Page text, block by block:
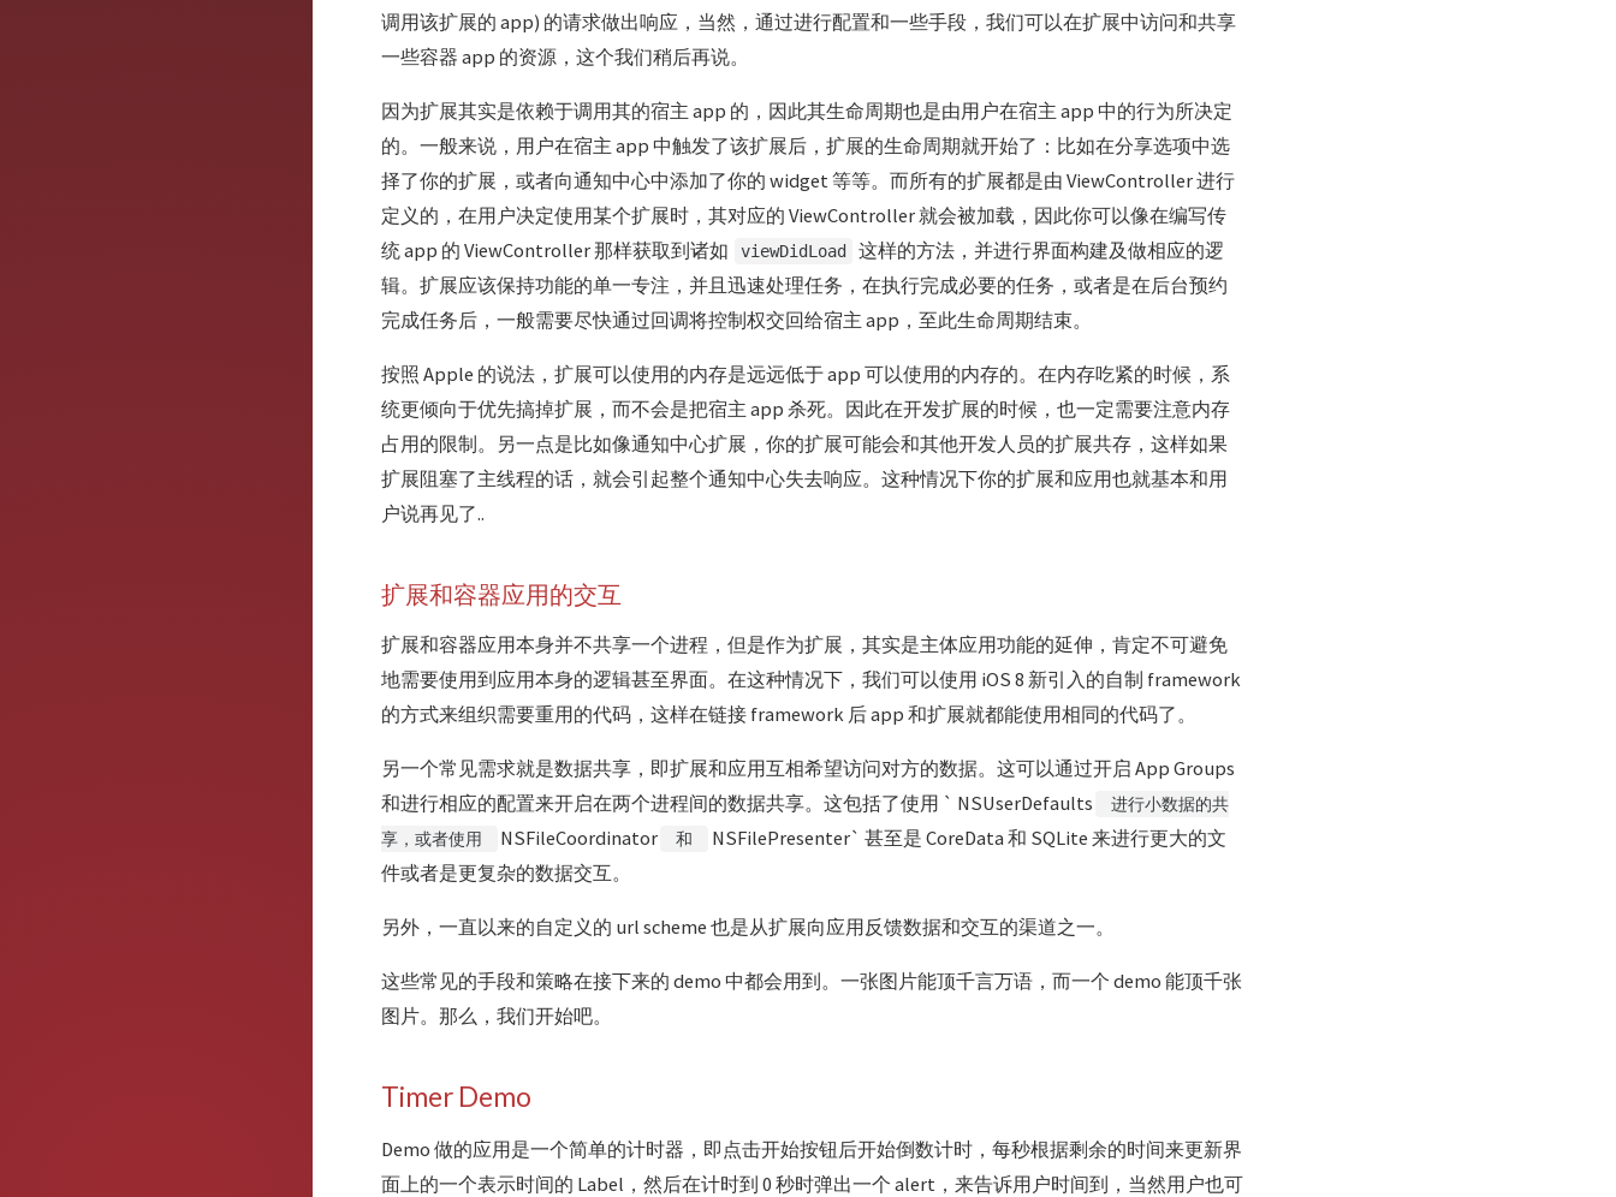
调用该扩展的 app) 的请求做出响应，当然，通过进行配置和一些手段，我们可以在扩展中访问和共享
一些容器 app 的资源，这个我们稍后再说。
因为扩展其实是依赖于调用其的宿主 app 的，因此其生命周期也是由用户在宿主 app 中的行为所决定
的。一般来说，用户在宿主 app 中触发了该扩展后，扩展的生命周期就开始了：比如在分享选项中选
择了你的扩展，或者向通知中心中添加了你的 widget 等等。而所有的扩展都是由 ViewController 进行
定义的，在用户决定使用某个扩展时，其对应的 ViewController 就会被加载，因此你可以像在编写传
统 app 的 ViewController 那样获取到诸如
viewDidLoad
这样的方法，并进行界面构建及做相应的逻
辑。扩展应该保持功能的单一专注，并且迅速处理任务，在执行完成必要的任务，或者是在后台预约
完成任务后，一般需要尽快通过回调将控制权交回给宿主 app，至此生命周期结束。
按照 Apple 的说法，扩展可以使用的内存是远远低于 app 可以使用的内存的。在内存吃紧的时候，系
统更倾向于优先搞掉扩展，而不会是把宿主 app 杀死。因此在开发扩展的时候，也一定需要注意内存
占用的限制。另一点是比如像通知中心扩展，你的扩展可能会和其他开发人员的扩展共存，这样如果
扩展阻塞了主线程的话，就会引起整个通知中心失去响应。这种情况下你的扩展和应用也就基本和用
户说再见了..
扩展和容器应用的交互
扩展和容器应用本身并不共享一个进程，但是作为扩展，其实是主体应用功能的延伸，肯定不可避免
地需要使用到应用本身的逻辑甚至界面。在这种情况下，我们可以使用 iOS 8 新引入的自制 framework
的方式来组织需要重用的代码，这样在链接 framework 后 app 和扩展就都能使用相同的代码了。
另一个常见需求就是数据共享，即扩展和应用互相希望访问对方的数据。这可以通过开启 App Groups
和进行相应的配置来开启在两个进程间的数据共享。这包括了使用 ` NSUserDefaults
进行小数据的共
享，或者使用
NSFileCoordinator 和
NSFilePresenter` 甚至是 CoreData 和 SQLite 来进行更大的文
件或者是更复杂的数据交互。
另外，一直以来的自定义的 url scheme 也是从扩展向应用反馈数据和交互的渠道之一。
这些常见的手段和策略在接下来的 demo 中都会用到。一张图片能顶千言万语，而一个 demo 能顶千张
图片。那么，我们开始吧。
Timer Demo
Demo 做的应用是一个简单的计时器，即点击开始按钮后开始倒数计时，每秒根据剩余的时间来更新界
面上的一个表示时间的 Label，然后在计时到 0 秒时弹出一个 alert，来告诉用户时间到，当然用户也可